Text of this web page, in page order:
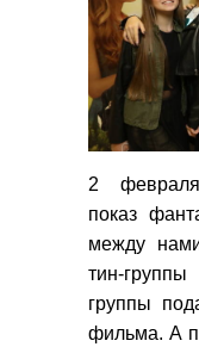
2
показ
между
тин-группы
группы
фильма. А